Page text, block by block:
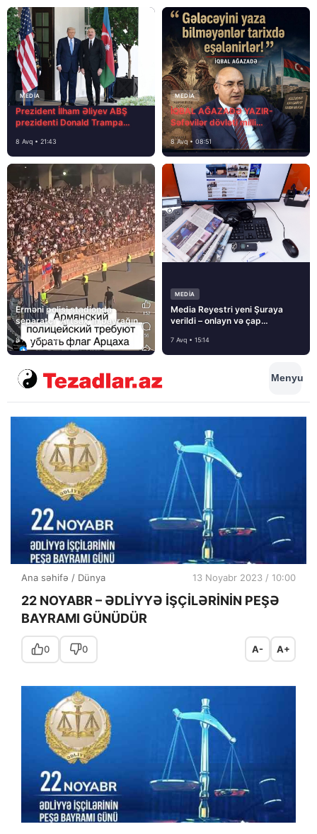
MEDİA
Prezident İlham Əliyev ABŞ
prezidenti Donald Trampa
8 Avq • 21:43
MEDİA
İQBAL AĞAZADƏ YAZIR-
Səfəvilər dövləti milli
dövlətdirmi?
8 Avq • 08:51
Erməni polisi stadionda
separatçı “Artsax”ın bayrağını
müsadirə etdi və…
8 Avq • 08:39
MEDİA
Media Reyestri yeni Şuraya
verildi – onlayn və çap
7 Avq • 15:14
Menyu
Ana səhifə / Dünya 13 Noyabr 2023 / 10:00
22 NOYABR – ƏDLİYYƏ İŞÇİLƏRİNİN PEŞƏ
BAYRAMI GÜNÜDÜR
0 0 A- A+